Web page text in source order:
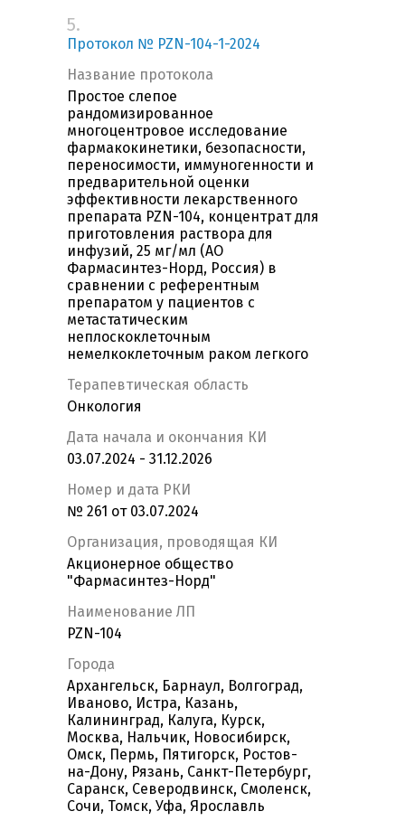
5.
Протокол № PZN-104-1-2024
Название протокола
Простое слепое
рандомизированное
многоцентровое исследование
фармакокинетики, безопасности,
переносимости, иммуногенности и
предварительной оценки
эффективности лекарственного
препарата PZN-104, концентрат для
приготовления раствора для
инфузий, 25 мг/мл (АО
Фармасинтез-Норд, Россия) в
сравнении с референтным
препаратом у пациентов с
метастатическим
неплоскоклеточным
немелкоклеточным раком легкого
Терапевтическая область
Онкология
Дата начала и окончания КИ
03.07.2024 - 31.12.2026
Номер и дата РКИ
№ 261 от 03.07.2024
Организация, проводящая КИ
Акционерное общество
"Фармасинтез-Норд"
Наименование ЛП
PZN-104
Города
Архангельск, Барнаул, Волгоград,
Иваново, Истра, Казань,
Калининград, Калуга, Курск,
Москва, Нальчик, Новосибирск,
Омск, Пермь, Пятигорск, Ростов-
на-Дону, Рязань, Санкт-Петербург,
Саранск, Северодвинск, Смоленск,
Сочи, Томск, Уфа, Ярославль